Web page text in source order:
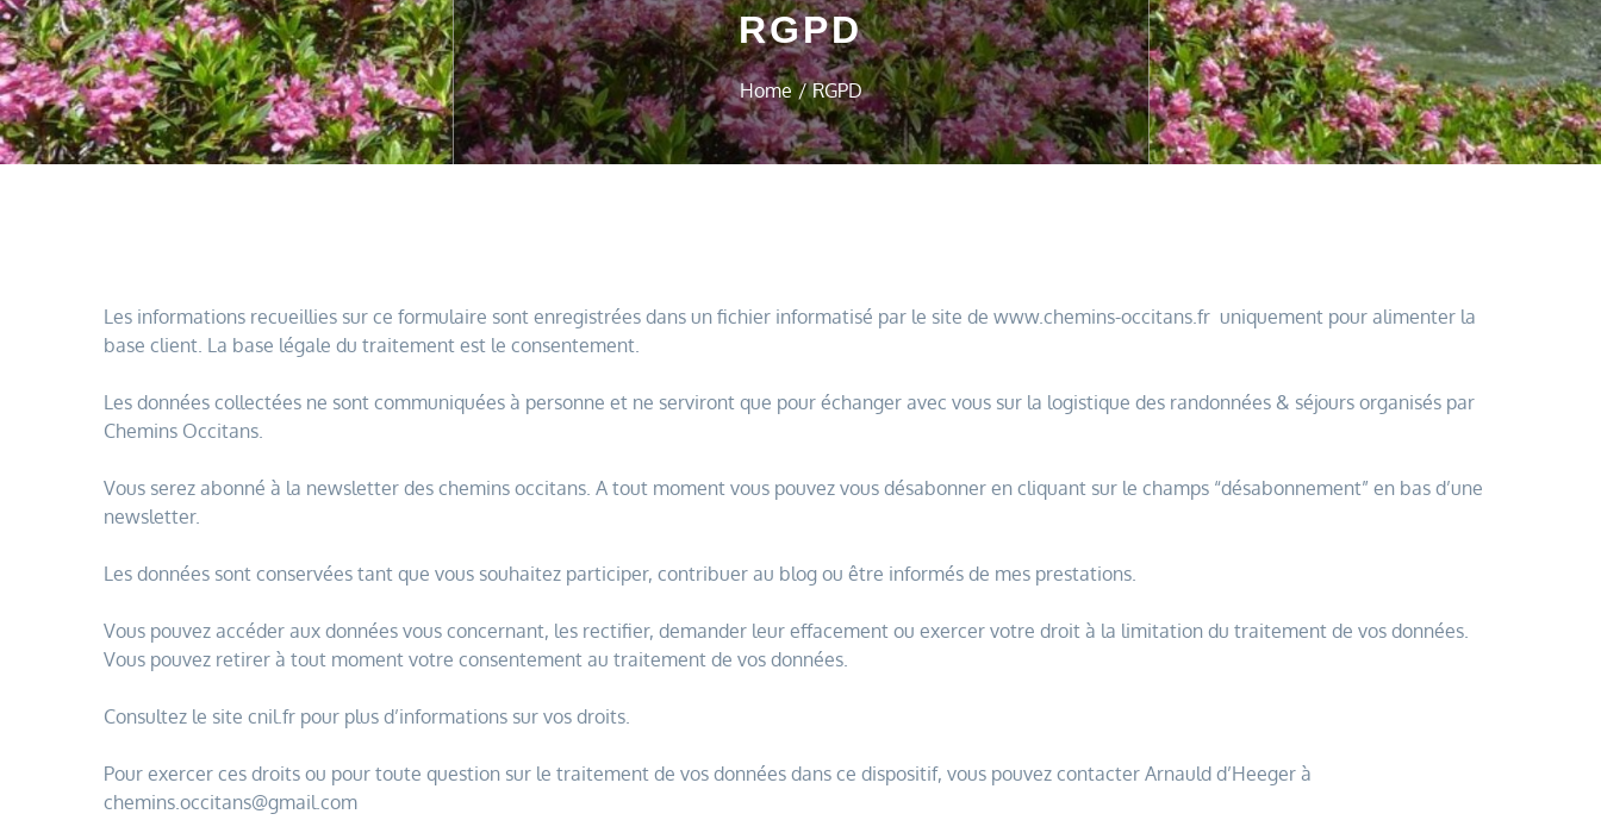
RGPD
Home RGPD
Les informations recueillies sur ce formulaire sont enregistrées dans un fichier informatisé par le site de www.chemins-occitans.fr uniquement pour alimenter la
base client. La base légale du traitement est le consentement.
Les données collectées ne sont communiquées à personne et ne serviront que pour échanger avec vous sur la logistique des randonnées & séjours organisés par
Chemins Occitans.
Vous serez abonné à la newsletter des chemins occitans. A tout moment vous pouvez vous désabonner en cliquant sur le champs “désabonnement” en bas d’une
newsletter.
Les données sont conservées tant que vous souhaitez participer, contribuer au blog ou être informés de mes prestations.
Vous pouvez accéder aux données vous concernant, les rectifier, demander leur effacement ou exercer votre droit à la limitation du traitement de vos données.
Vous pouvez retirer à tout moment votre consentement au traitement de vos données.
Consultez le site cnil.fr pour plus d’informations sur vos droits.
Pour exercer ces droits ou pour toute question sur le traitement de vos données dans ce dispositif, vous pouvez contacter Arnauld d’Heeger à
chemins.occitans@gmail.com